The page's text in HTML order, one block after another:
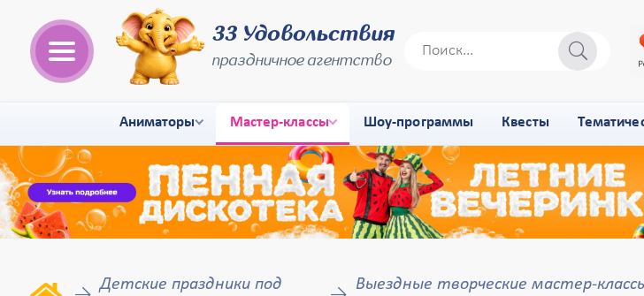
33 Удовольствия
праздничное агентство
Аниматоры Мастер-классы Шоу-программы Квесты
Детские праздники под
Выездные творческие мастер-